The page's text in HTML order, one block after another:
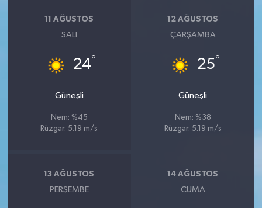
11 AĞUSTOS
SALI
24°
Güneşli
Nem: %45
Rüzgar: 5.19 m/s
12 AĞUSTOS
ÇARŞAMBA
25°
Güneşli
Nem: %38
Rüzgar: 5.19 m/s
13 AĞUSTOS
PERŞEMBE
14 AĞUSTOS
CUMA